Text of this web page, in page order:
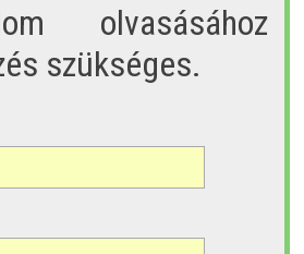
olvasásához
szükséges.